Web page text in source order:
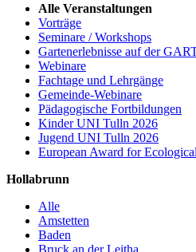
Alle Veranstaltungen
Vorträge
Seminare / Workshops
Gartenerlebnisse auf der
Webinare
Fachtage und Lehrgänge
Gemeinde-Webinare
Pädagogische Fortbildungen
Kinder UNI Tulln 2026
Jugend UNI Tulln 2026
European Award for
Hollabrunn
Alle
Amstetten
Baden
Bruck an der Leitha